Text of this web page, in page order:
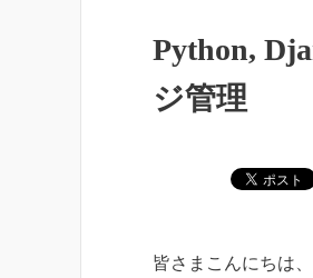
Python,
ジ管理
皆さまこんにちは